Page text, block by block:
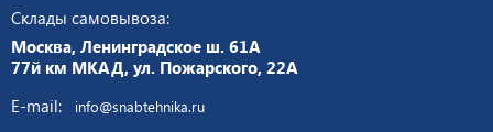
Склады самовывоза:
Москва, Ленинградское ш. 61А
77й км МКАД, ул. Пожарского, 22А
E-mail:
info@snabtehnika.ru